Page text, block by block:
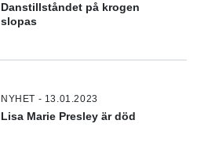
Danstillståndet på krogen
slopas
NYHET - 13.01.2023
Lisa Marie Presley är död